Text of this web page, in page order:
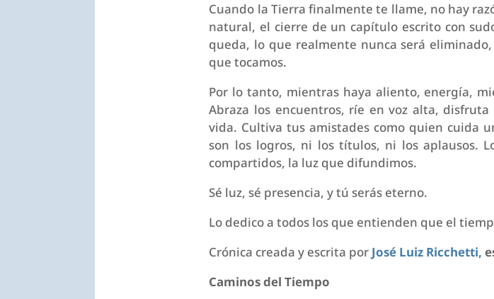
Cuando la Tierra finalmente te llame, no hay
natural, el cierre de un capítulo escrito con
queda, lo que realmente nunca será
que tocamos.
Por lo tanto, mientras haya aliento, energía,
Abraza los encuentros, ríe en voz alta,
vida. Cultiva tus amistades como quien cuida
son los logros, ni los títulos, ni los aplausos.
compartidos, la luz que difundimos.
Sé luz, sé presencia, y tú serás eterno.
Lo dedico a todos los que entienden que el
Crónica creada y escrita por José Luiz Ricchetti,
Caminos del Tiempo